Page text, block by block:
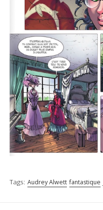
Tags: Audrey Alwett fantastique